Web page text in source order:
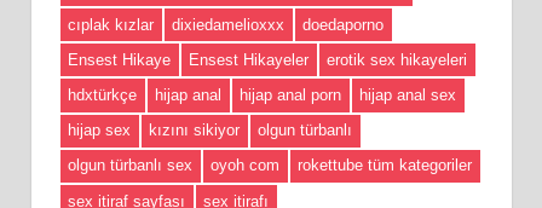
cıplak kızlar
dixiedamelioxxx
doedaporno
Ensest Hikaye
Ensest Hikayeler
erotik sex hikayeleri
hdxtürkçe
hijap anal hijap anal porn
hijap anal sex
hijap sex
kızını sikiyor
olgun türbanlı
olgun türbanlı sex
oyoh com
rokettube tüm kategoriler
sex itiraf sayfası
sex itirafı